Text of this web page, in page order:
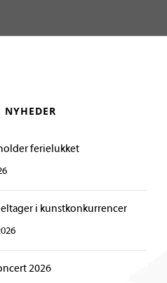
NYHEDER
ferielukket
i kunstkonkurrencer
2026